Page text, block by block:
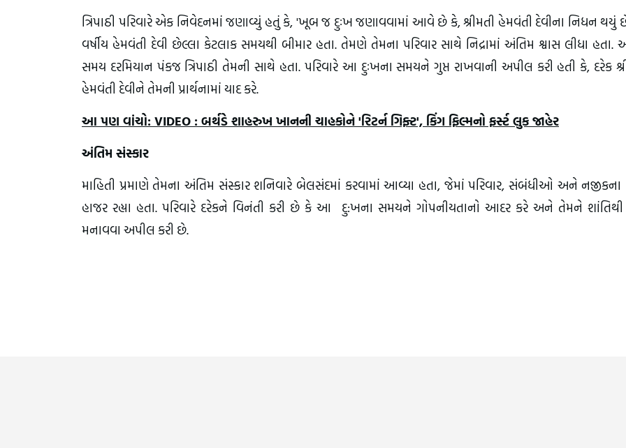
ત્રિપાઠી પરિવારે એક નિવેદનમાં જણાવ્યું હતું કે, 'ખૂબ જ દુઃખ જણાવવામાં આવે છે કે, શ્રીમતી હેમવંતી દેવીના નિધન થયું
વર્ષીય હેમવંતી દેવી છેલ્લા કેટલાક સમયથી બીમાર હતા. તેમણે તેમના પરિવાર સાથે નિદ્રામાં અંતિમ શ્વાસ લીધા હતા.
સમય દરમિયાન પંકજ ત્રિપાઠી તેમની સાથે હતા. પરિવારે આ દુઃખના સમયને ગુપ્ત રાખવાની અપીલ કરી હતી કે, દરેક
હેમવંતી દેવીને તેમની પ્રાર્થનામાં યાદ કરે.
આ પણ વાંચો: VIDEO : બર્થડે શાહરુખ ખાનની ચાહકોને 'રિટર્ન ગિફ્ટ', કિંગ ફિલ્મનો ફર્સ્ટ લુક જાહેર
અંતિમ સંસ્કાર
માહિતી પ્રમાણે તેમના અંતિમ સંસ્કાર શનિવારે બેલસંદમાં કરવામાં આવ્યા હતા, જેમાં પરિવાર, સંબંધીઓ અને નજીકના
હાજર રહ્યા હતા. પરિવારે દરેકને વિનંતી કરી છે કે આ દુ:ખના સમયને ગોપનીયતાનો આદર કરે અને તેમને
મનાવવા અપીલ કરી છે.